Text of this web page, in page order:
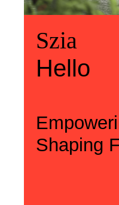
Szia
Szia
Hello
Shaping